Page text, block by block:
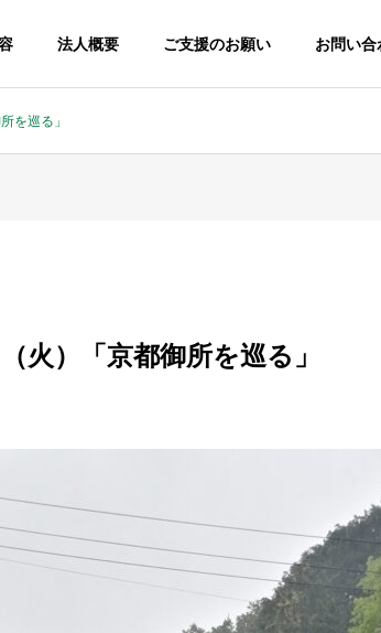
法人概要 ご支援のお願い お問い合
を巡る」
火）「京都御所を巡る」